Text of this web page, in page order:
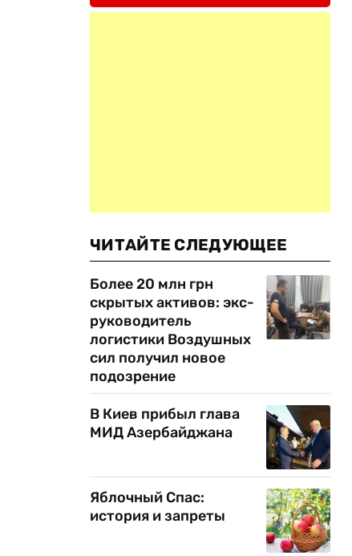
ЧИТАЙТЕ СЛЕДУЮЩЕЕ
Более 20 млн грн
скрытых активов: экс-
руководитель
логистики Воздушных
сил получил новое
подозрение
В Киев прибыл глава
МИД Азербайджана
Яблочный Спас:
история и запреты